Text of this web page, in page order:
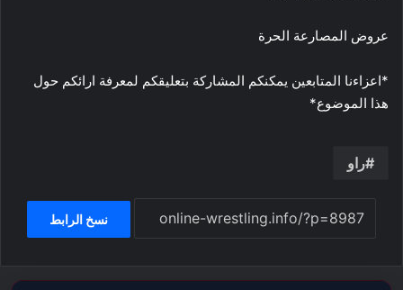
عروض المصارعة الحرة
*اعزاءنا المتابعين يمكنكم المشاركة بتعليقكم لمعرفة ارائكم حول
هذا الموضوع*
راو
نسخ الرابط